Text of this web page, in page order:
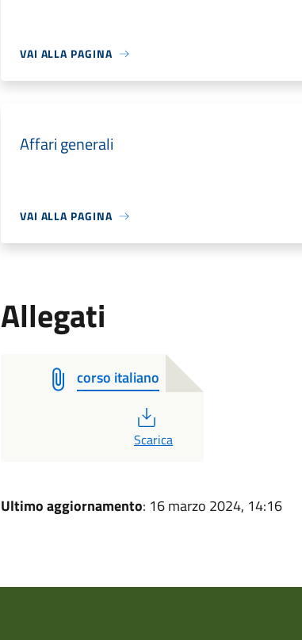
VAI ALLA PAGINA
Affari generali
VAI ALLA PAGINA
Allegati
corso italiano
PDF
Scarica
Ultimo aggiornamento: 16 marzo 2024, 14:16